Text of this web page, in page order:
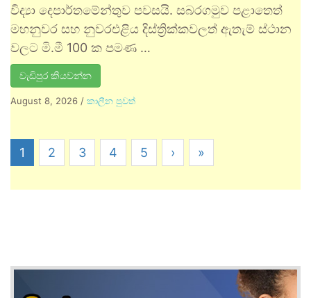
විද්‍යා දෙපාර්තමේන්තුව පවසයි. සබරගමුව පළාතෙත්
මහනුවර සහ නුවරඑළිය දිස්ත්‍රික්කවලත් ඇතැම් ස්ථාන
වලට මි.මී 100 ක පමණ …
වැඩිපුර කියවන්න
August 8, 2026 / කාලීන පුවත්
1 2 3 4 5 › »